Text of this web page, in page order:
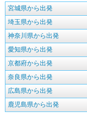
宮城県から出発
埼玉県から出発
神奈川県から出発
愛知県から出発
京都府から出発
奈良県から出発
広島県から出発
鹿児島県から出発